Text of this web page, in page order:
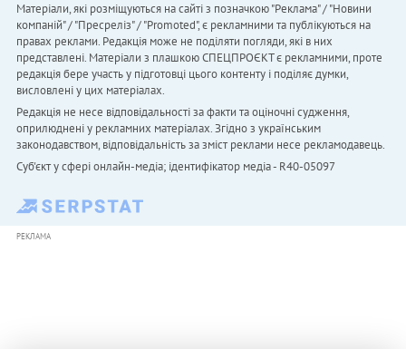
Матеріали, які розміщуються на сайті з позначкою "Реклама" / "Новини
компаній" / "Пресреліз" / "Promoted", є рекламними та публікуються на
правах реклами. Редакція може не поділяти погляди, які в них
представлені. Матеріали з плашкою СПЕЦПРОЄКТ є рекламними, проте
редакція бере участь у підготовці цього контенту і поділяє думки,
висловлені у цих матеріалах.
Редакція не несе відповідальності за факти та оціночні судження,
оприлюднені у рекламних матеріалах. Згідно з українським
законодавством, відповідальність за зміст реклами несе рекламодавець.
Cуб'єкт у сфері онлайн-медіа; ідентифікатор медіа - R40-05097
РЕКЛАМА